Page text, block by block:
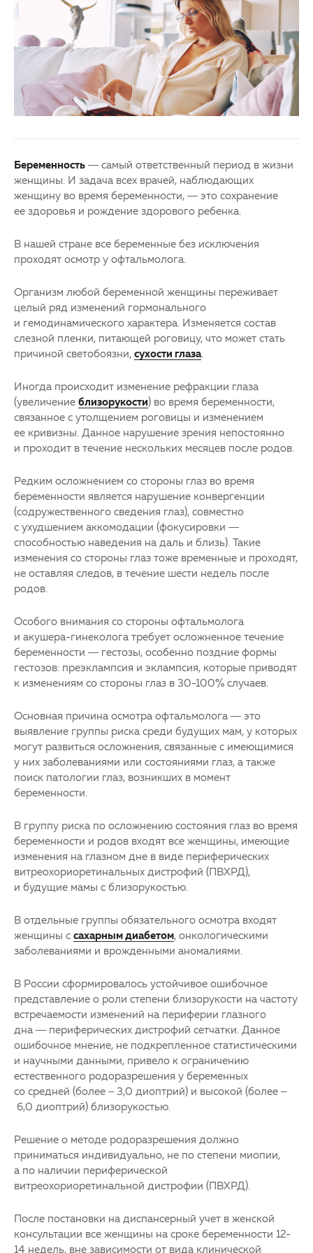
Партнерам
Закупки
Клуб офтальмологов
Детская офтальмология
Оптика
Беременность — самый ответственный период в жизни
женщины. И задача всех врачей, наблюдающих
женщину во время беременности, — это сохранение
ее здоровья и рождение здорового ребенка.
В нашей стране все беременные без исключения
проходят осмотр у офтальмолога.
Организм любой беременной женщины переживает
целый ряд изменений гормонального
и гемодинамического характера. Изменяется состав
слезной пленки, питающей роговицу, что может стать
причиной светобоязни, сухости глаза
Иногда происходит изменение рефракции глаза
(увеличение близорукости) во время беременности,
связанное с утолщением роговицы и изменением
ее кривизны. Данное нарушение зрения непостоянно
и проходит в течение нескольких месяцев после родов.
Редким осложнением со стороны глаз во время
беременности является нарушение конвергенции
(содружественного сведения глаз), совместно
с ухудшением аккомодации (фокусировки —
способностью наведения на даль и близь). Такие
изменения со стороны глаз тоже временные и проходят,
не оставляя следов, в течение шести недель после
родов.
Особого внимания со стороны офтальмолога
и акушера-гинеколога требует осложненное течение
беременности — гестозы, особенно поздние формы
гестозов: преэклампсия и эклампсия, которые приводят
к изменениям со стороны глаз в 30-100% случаев.
Основная причина осмотра офтальмолога — это
выявление группы риска среди будущих мам, у которых
могут развиться осложнения, связанные с имеющимися
у них заболеваниями или состояниями глаз, а также
поиск патологии глаз, возникших в момент
беременности.
В группу риска по осложнению состояния глаз во время
беременности и родов входят все женщины, имеющие
изменения на глазном дне в виде периферических
витреохориоретинальных дистрофий (ПВХРД),
и будущие мамы с близорукостью.
В отдельные группы обязательного осмотра входят
женщины с сахарным диабетом , онкологическими
заболеваниями и врожденными аномалиями.
В России сформировалось устойчивое ошибочное
представление о роли степени близорукости на частоту
встречаемости изменений на периферии глазного
дна — периферических дистрофий сетчатки. Данное
ошибочное мнение, не подкрепленное статистическими
и научными данными, привело к ограничению
естественного родоразрешения у беременных
со средней (более – 3,0 диоптрий) и высокой (более –
6,0 диоптрий) близорукостью.
Решение о методе родоразрешения должно
приниматься индивидуально, не по степени миопии,
а по наличии периферической
витреохориоретинальной дистрофии (ПВХРД).
После постановки на диспансерный учет в женской
консультации все женщины на сроке беременности 12-
14 недель, вне зависимости от вида клинической